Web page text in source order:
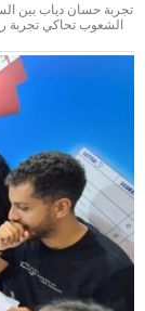
تجربة حسان دياب بين
الشعوب تحاكي تجربة